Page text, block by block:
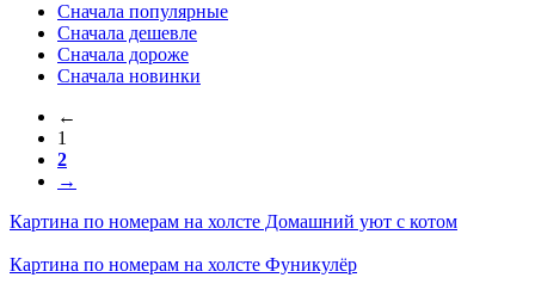
Сначала популярные
Сначала дешевле
Сначала дороже
Сначала новинки
←
1
2
→
Картина по номерам на холсте Домашний уют с котом
Картина по номерам на холсте Фуникулёр